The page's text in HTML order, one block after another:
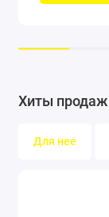
Хиты продаж
Для нее